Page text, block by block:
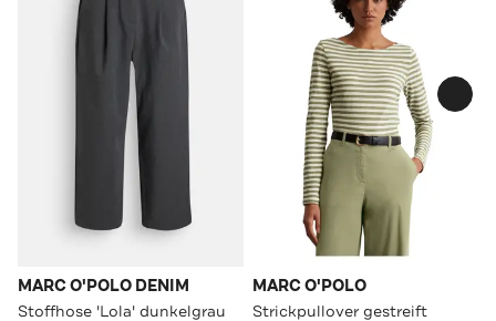
MARC O'POLO DENIM
Stoffhose 'Lola' dunkelgrau
MARC O'POLO
Strickpullover gestreift